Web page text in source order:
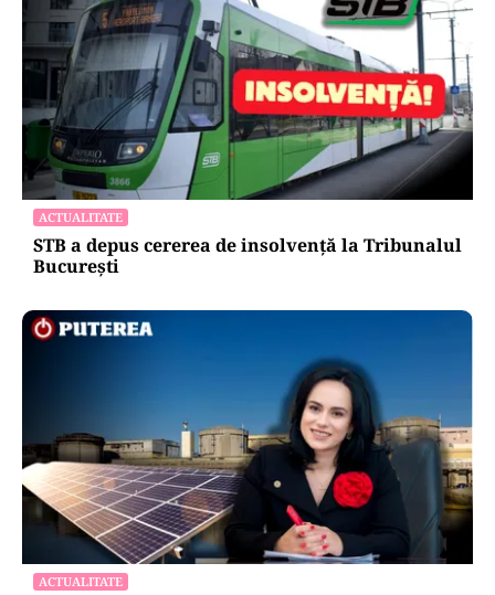
ACTUALITATE
STB a depus cererea de insolvență la Tribunalul
București
ACTUALITATE